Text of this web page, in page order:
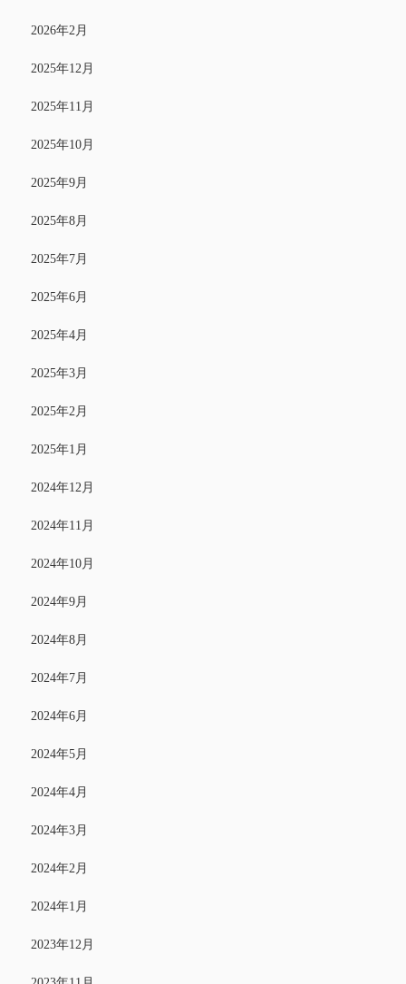
2026年2月
2025年12月
2025年11月
2025年10月
2025年9月
2025年8月
2025年7月
2025年6月
2025年4月
2025年3月
2025年2月
2025年1月
2024年12月
2024年11月
2024年10月
2024年9月
2024年8月
2024年7月
2024年6月
2024年5月
2024年4月
2024年3月
2024年2月
2024年1月
2023年12月